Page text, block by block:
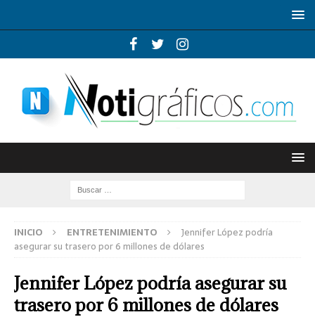
INICIO ENTRETENIMIENTO
Jennifer López podría
asegurar su trasero por 6 millones de dólares
Jennifer López podría asegurar su
trasero por 6 millones de dólares